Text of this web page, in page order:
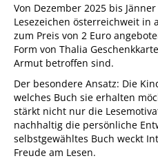
Von Dezember 2025 bis
Lesezeichen österreichweit in
zum Preis von 2 Euro
Form von Thalia
Armut betroffen sind.
Der besondere Ansatz: Die
welches Buch sie erhalten
stärkt nicht nur die
nachhaltig die persönliche
selbstgewähltes Buch weckt
Freude am Lesen.